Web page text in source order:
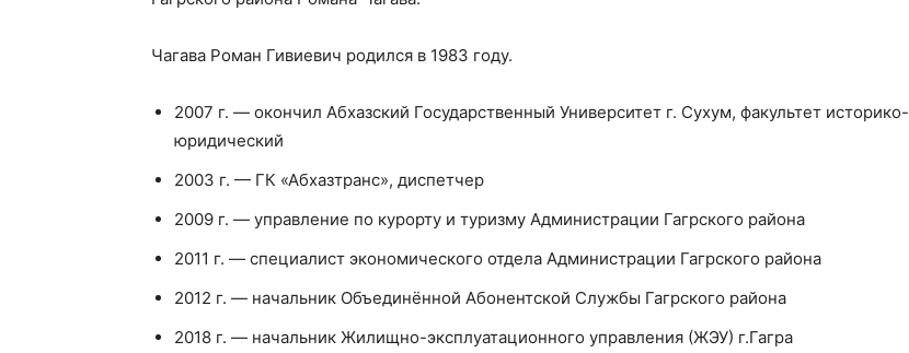
Чагава Роман Гивиевич родился в 1983 году.
2007 г. — окончил Абхазский Государственный Университет г. Сухум, факультет историко-
юридический
2003 г. — ГК «Абхазтранс», диспетчер
2009 г. — управление по курорту и туризму Администрации Гагрского района
2011 г. — специалист экономического отдела Администрации Гагрского района
2012 г. — начальник Объединённой Абонентской Службы Гагрского района
2018 г. — начальник Жилищно-эксплуатационного управления (ЖЭУ) г.Гагра